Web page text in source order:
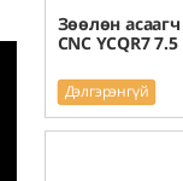
Зөөлөн
CNC YCQR7
Дэлгэрэнгүй